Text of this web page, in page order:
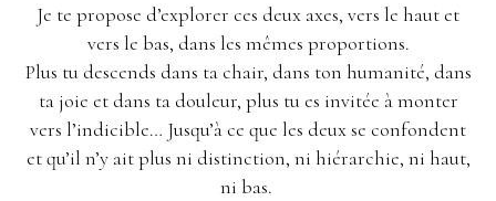
Je te propose d’explorer ces deux axes, vers le haut et
vers le bas, dans les mêmes proportions.
Plus tu descends dans ta chair, dans ton humanité, dans
ta joie et dans ta douleur, plus tu es invitée à monter
vers l’indicible… Jusqu’à ce que les deux se confondent
et qu’il n’y ait plus ni distinction, ni hiérarchie, ni haut,
ni bas.